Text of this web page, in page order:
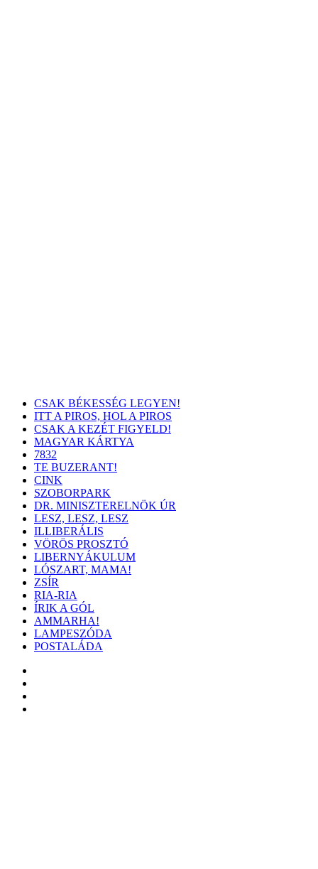
CSAK BÉKESSÉG LEGYEN!
ITT A PIROS, HOL A PIROS
CSAK A KEZÉT FIGYELD!
MAGYAR KÁRTYA
7832
TE BUZERANT!
CINK
SZOBORPARK
DR. MINISZTERELNÖK ÚR
LESZ, LESZ, LESZ
ILLIBERÁLIS
VÖRÖS PROSZTÓ
LIBERNYÁKULUM
LÓSZART, MAMA!
ZSÍR
RIA-RIA
ÍRIK A GÓL
AMMARHA!
LAMPESZÓDA
POSTALÁDA